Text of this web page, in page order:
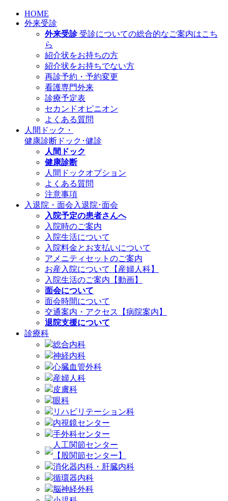
HOME
外来受診
外来受診 受診についての総合的なご案内はこち
ら
紹介状をお持ちの方
紹介状をお持ちでない方
再診予約・予約変更
看護専門外来
診療予定表
セカンドオピニオン
よくある質問
人間ドック・
健康診断 ドック･健診
人間ドック
健康診断
人間ドックオプション
よくある質問
注意事項
入退院・面会 入退院･面会
入院予定の患者さんへ
入院時のご案内
入院生活について
入院料金とお支払いについて
アメニティセットのご案内
お産入院について【産婦人科】
入院生活のご案内【動画】
面会について
面会時間について
交通案内・アクセス【病院案内】
退院支援について
診療科
総合内科
神経内科
心臓血管外科
産婦人科
皮膚科
眼科
リハビリテーション科
内視鏡センター
手外科センター
人工関節センター
【股関節センター】
消化器内科・肝臓内科
循環器内科
脳神経外科